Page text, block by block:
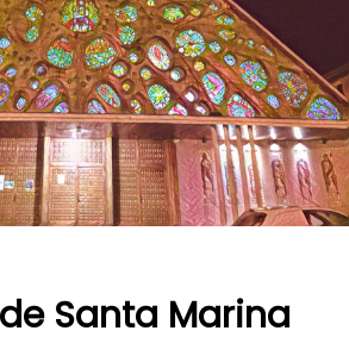
Santa Marina